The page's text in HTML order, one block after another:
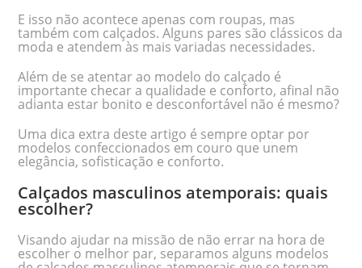
E isso não acontece apenas com roupas, mas
também com calçados. Alguns pares são clássicos da
moda e atendem às mais variadas necessidades.
Além de se atentar ao modelo do calçado é
importante checar a qualidade e conforto, afinal não
adianta estar bonito e desconfortável não é mesmo?
Uma dica extra deste artigo é sempre optar por
modelos confeccionados em couro que unem
elegância, sofisticação e conforto.
Calçados masculinos atemporais: quais
escolher?
Visando ajudar na missão de não errar na hora de
escolher o melhor par, separamos alguns modelos